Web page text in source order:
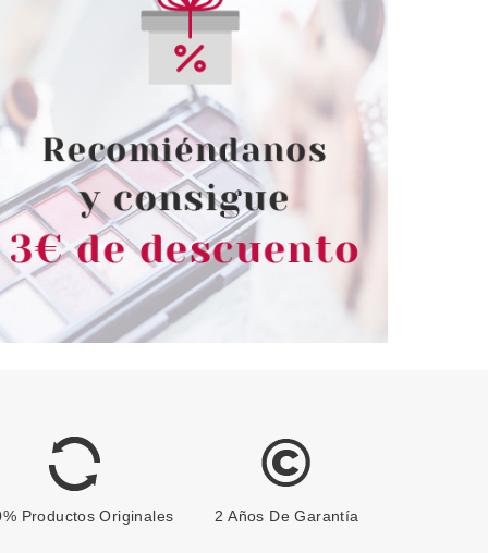
Productos Originales 2 Años De Garantía